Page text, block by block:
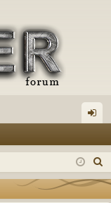
in